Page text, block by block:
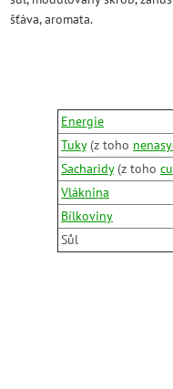
šťáva, aromata.
Energie
Tuky(z toho
Sacharidy(z toho
Vláknina
Bílkoviny
Sůl